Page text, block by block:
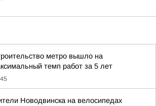
метро вышло на
темп работ за 5 лет
Новодвинска на велосипедах